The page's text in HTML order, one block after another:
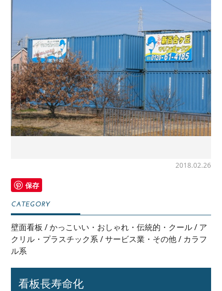
2018.02.26
保存
壁面看板 /かっこいい・おしゃれ・伝統的・クール/ ア
クリル・プラスチック系/サービス業・その他/ カラフ
ル系
看板長寿命化